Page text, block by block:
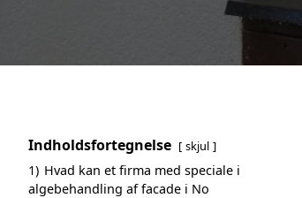
Indholdsfortegnelse skjul
1) Hvad kan et firma med speciale i
algebehandling af facade i No